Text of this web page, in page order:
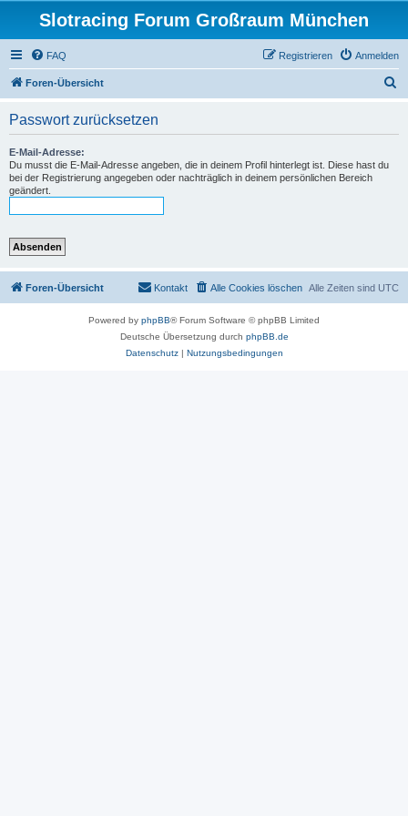
Slotracing Forum Großraum München
FAQ Anmelden
Registrieren
Foren-Übersicht
Passwort zurücksetzen
E-Mail-Adresse:
Du musst die E-Mail-Adresse angeben, die in deinem Profil hinterlegt ist. Diese hast du
bei der Registrierung angegeben oder nachträglich in deinem persönlichen Bereich
geändert.
Foren-Übersicht Alle Zeiten sind UTC
Alle Cookies löschen
Kontakt
Powered by phpBB® Forum Software © phpBB Limited
Deutsche Übersetzung durch phpBB.de
Datenschutz| Nutzungsbedingungen